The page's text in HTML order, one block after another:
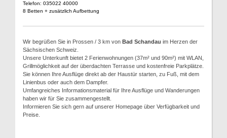
Telefon: 035022 40000
8 Betten + zusätzlich Aufbettung
Wir begrüßen Sie in Prossen / 3 km von Bad Schandau im Herzen der
Sächsischen Schweiz.
Unsere Unterkunft bietet 2 Ferienwohnungen (37m² und 90m²) mit WLAN,
Grillmöglichkeit auf der überdachten Terrasse und kostenfreie Parkplätze.
Sie können Ihre Ausflüge direkt ab der Haustür starten, zu Fuß, mit dem
Linienbus oder auch dem Dampfer.
Umfangreiches Informationsmaterial für Ihre Ausflüge und Wanderungen
haben wir für Sie zusammengestellt.
Informieren Sie sich gern auf unserer Homepage über Verfügbarkeit und
Preise.